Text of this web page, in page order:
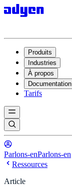
Produits
Industries
À propos
Documentation
Tarifs
Parlons-enParlons-en
Ressources
Article